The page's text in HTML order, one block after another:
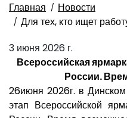
Главная
Новости
Для тех, кто ищет
3 июня 2026 г.
Всероссийская
России.
26июня 2026г. в
этап Всероссийской